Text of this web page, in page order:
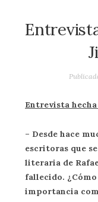
Entrevista
– Desde hace
escritoras que
literaria de
fallecido.
importancia